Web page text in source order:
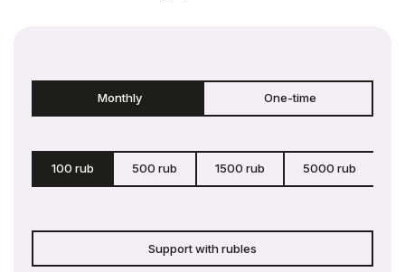
Monthly One-time
100 rub 500 rub 1500 rub 5000 rub
Support with rubles